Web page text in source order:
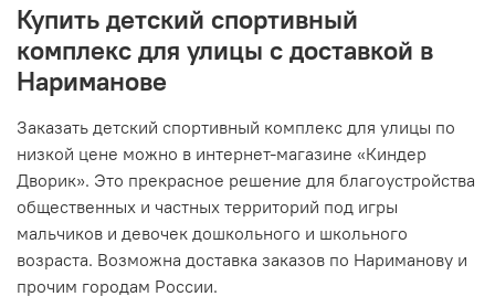
Купить детский спортивный
комплекс для улицы с доставкой в
Нариманове
Заказать детский спортивный комплекс для улицы по
низкой цене можно в интернет-магазине «Киндер
Дворик». Это прекрасное решение для благоустройства
общественных и частных территорий под игры
мальчиков и девочек дошкольного и школьного
возраста. Возможна доставка заказов по Нариманову и
прочим городам России.